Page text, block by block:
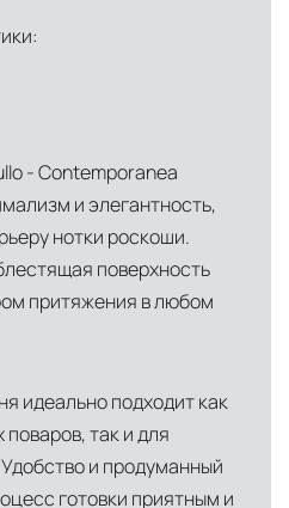
- Contemporanea
и элегантность,
нотки роскоши.
поверхность
притяжения в любом
идеально подходит как
так и для
и продуманный
готовки приятным и